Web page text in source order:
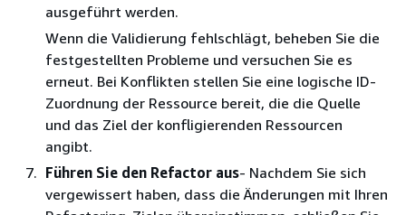
ausgeführt werden.
Wenn die Validierung fehlschlägt, beheben Sie die
festgestellten Probleme und versuchen Sie es
erneut. Bei Konflikten stellen Sie eine logische ID-
Zuordnung der Ressource bereit, die die Quelle
und das Ziel der konfligierenden Ressourcen
angibt.
Führen Sie den Refactor aus- Nachdem Sie sich
vergewissert haben, dass die Änderungen mit Ihren